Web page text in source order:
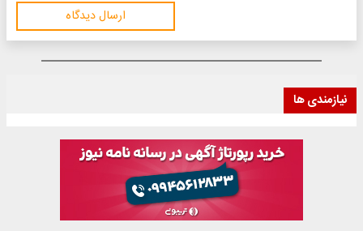
ارسال دیدگاه
نیازمندی ها